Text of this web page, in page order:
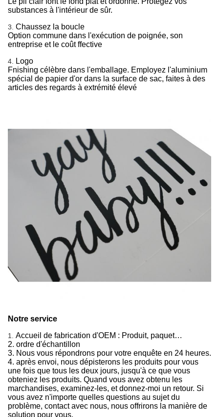
substances à l'intérieur de sûr.
3. Chaussez la boucle
Option commune dans l'exécution de poignée, son
entreprise et le coût ffective
4.
Logo
Fnishing célèbre dans l'emballage. Employez l'aluminium
spécial de papier d'or dans la surface de sac, faites à des
articles des regards à extrémité élevé
Notre service
1. Accueil de fabrication d'OEM : Produit, paquet…
2. ordre d'échantillon
3. Nous vous répondrons pour votre enquête en 24 heures.
4. après envoi, nous dépisterons les produits pour vous
une fois que tous les deux jours, jusqu'à ce que vous
obteniez les produits. Quand vous avez obtenu les
marchandises, examinez-les, et donnez-moi un retour. Si
vous avez n'importe quelles questions au sujet du
problème, contact avec nous, nous offrirons la manière de
solution pour vous.